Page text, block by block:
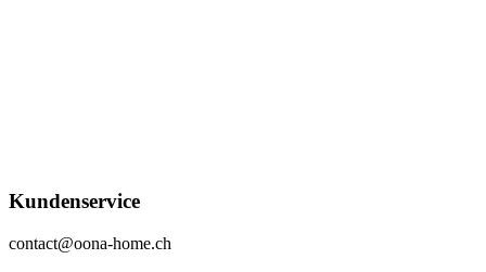
Kundenservice
contact@oona-home.ch